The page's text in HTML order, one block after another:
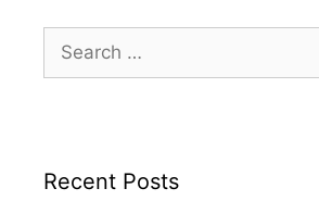
Search
for:
Recent Posts